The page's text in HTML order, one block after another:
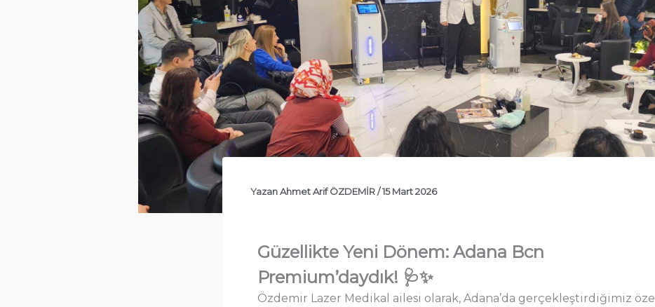
YazanAhmet Arif ÖZDEMİR/15 Mart 2026
Güzellikte Yeni Dönem: Adana Bcn
Premium’daydık! 🩺✨
Özdemir Lazer Medikal ailesi olarak, Adana’da gerçekleştirdiğimiz özel